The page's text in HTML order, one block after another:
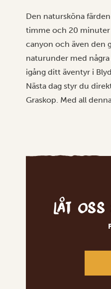
Den natursköna
timme och 20 minuter
canyon och även den
naturunder med
igång ditt äventyr i
Nästa dag styr du
Graskop. Med all
Låt